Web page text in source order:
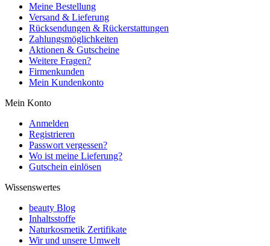
Meine Bestellung
Versand & Lieferung
Rücksendungen & Rückerstattungen
Zahlungsmöglichkeiten
Aktionen & Gutscheine
Weitere Fragen?
Firmenkunden
Mein Kundenkonto
Mein Konto
Anmelden
Registrieren
Passwort vergessen?
Wo ist meine Lieferung?
Gutschein einlösen
Wissenswertes
beauty Blog
Inhaltsstoffe
Naturkosmetik Zertifikate
Wir und unsere Umwelt